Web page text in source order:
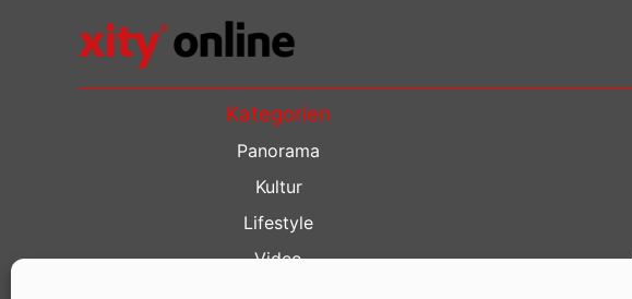
Kategorien
Panorama
Kultur
Lifestyle
Video